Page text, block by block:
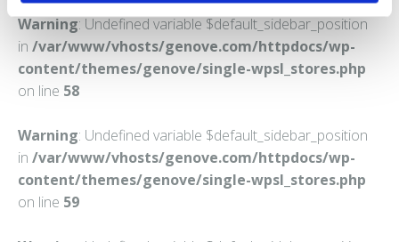
Warning: Undefined variable $default_sidebar_position
in /var/www/vhosts/genove.com/httpdocs/wp-
content/themes/genove/single-wpsl_stores.php
on line 58
Warning: Undefined variable $default_sidebar_position
in /var/www/vhosts/genove.com/httpdocs/wp-
content/themes/genove/single-wpsl_stores.php
on line 59